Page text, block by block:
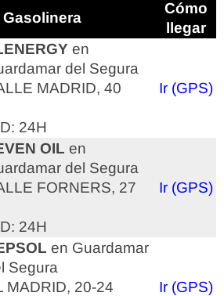
Gasolinera
Cómo
llegar
en
del Segura
MADRID, 40
24H
Ir (GPS)
OIL en
del Segura
FORNERS, 27
24H
Ir (GPS)
en Guardamar
Segura
MADRID, 20-24
Ir (GPS)